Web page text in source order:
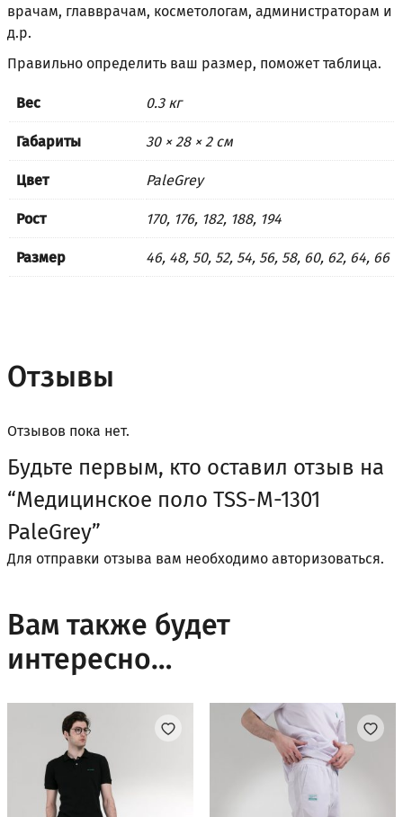
врачам, главврачам, косметологам, администраторам и
д.р.
Правильно определить ваш размер, поможеттаблица.
Вес 0.3 кг
Габариты 30 × 28 × 2 см
Цвет PaleGrey
Рост 170, 176, 182, 188, 194
Размер 46, 48, 50, 52, 54, 56, 58, 60, 62, 64, 66
Отзывы
Отзывов пока нет.
Будьте первым, кто оставил отзыв на
“Медицинское поло TSS-M-1301
PaleGrey”
Для отправки отзыва вам необходимо авторизоваться.
Вам также будет
интересно…